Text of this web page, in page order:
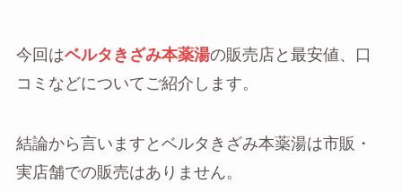
今回はベルタきざみ本薬湯の販売店と最安値、口
コミなどについてご紹介します。
結論から言いますとベルタきざみ本薬湯は市販・
実店舗での販売はありません。